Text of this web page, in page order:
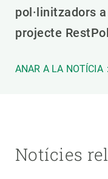
pol·linitzadors
projecte
ANAR A LA NOTÍCIA
Notícies